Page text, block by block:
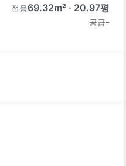
전용69.32m² · 20.97평
공급-